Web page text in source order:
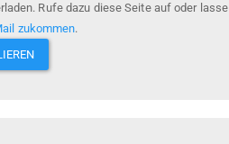
Rufe dazu diese Seite auf oder lasse
zukommen.